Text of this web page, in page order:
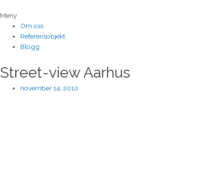
till
innehåll
Meny
Om oss
Referensobjekt
Blogg
Street-view Aarhus
november 14, 2010